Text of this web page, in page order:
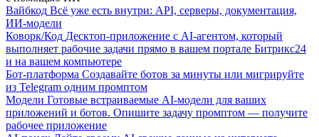
Вайбкод Всё уже есть внутри: API, серверы, документация,
ИИ-модели
Коворк/Код Десктоп-приложение с AI-агентом, который
выполняет рабочие задачи прямо в вашем портале Битрикс24
и на вашем компьютере
Бот-платформа Создавайте ботов за минуты или мигрируйте
из Telegram одним промптом
Модели Готовые встраиваемые AI-модели для ваших
приложений и ботов. Опишите задачу промптом — получите
рабочее приложение